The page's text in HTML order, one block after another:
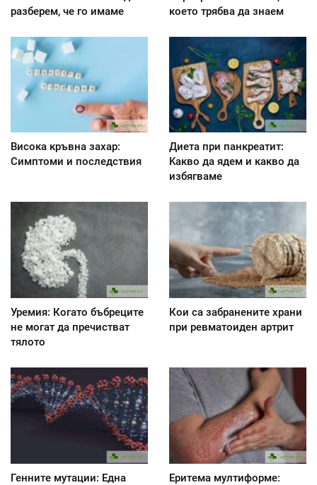
разберем, че го имаме
което трябва да знаем
Висока кръвна захар:
Симптоми и последствия
Диета при панкреатит:
Kакво да ядем и какво да
избягваме
Уремия: Когато бъбреците
не могат да пречистват
тялото
Кои са забранените храни
при ревматоиден артрит
Генните мутации: Една
Еритема мултиформе: